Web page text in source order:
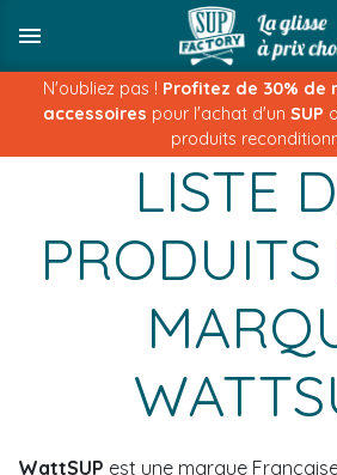

N'oubliez pas ! Profitez de 30% de
accessoires pour l'achat d'un SUP
produits
LISTE
WattSUP est une marque